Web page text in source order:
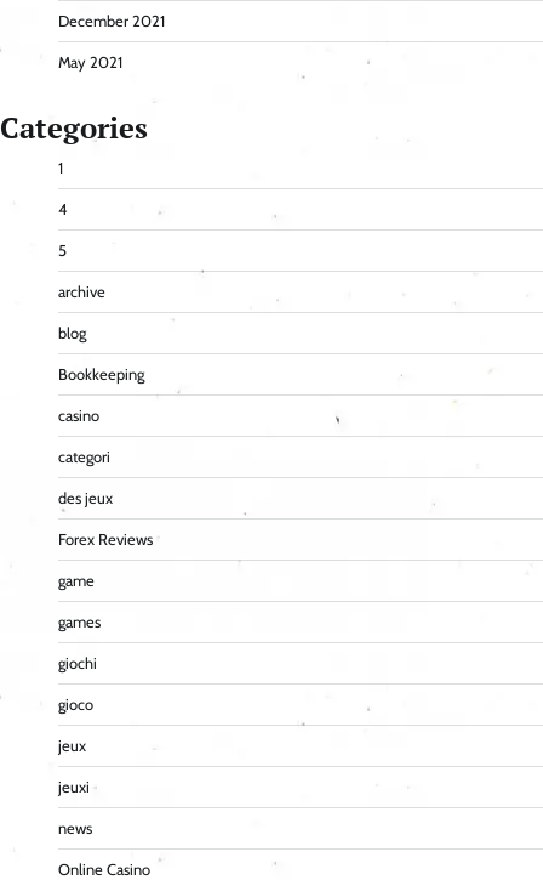
December 2021
May 2021
Categories
1
4
5
archive
blog
Bookkeeping
casino
categori
des jeux
Forex Reviews
game
games
giochi
gioco
jeux
jeuxi
news
Online Casino